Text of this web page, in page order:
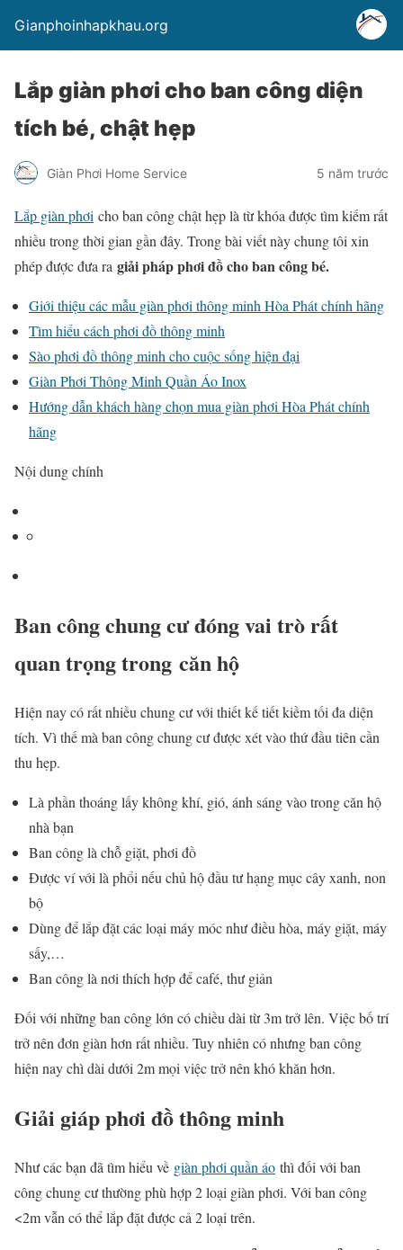
Gianphoinhapkhau.org
Lắp giàn phơi cho ban công diện
tích bé, chật hẹp
Giàn Phơi Home Service 5 năm trước
Lắp giàn phơi cho ban công chật hẹp là từ khóa được tìm kiếm rất
nhiều trong thời gian gần đây. Trong bài viết này chung tôi xin
phép được đưa ra giải pháp phơi đồ cho ban công bé.
Giới thiệu các mẫu giàn phơi thông minh Hòa Phát chính hãng
Tìm hiểu cách phơi đồ thông minh
Sào phơi đồ thông minh cho cuộc sống hiện đại
Giàn Phơi Thông Minh Quần Áo Inox
Hướng dẫn khách hàng chọn mua giàn phơi Hòa Phát chính
hãng
Nội dung chính
Ban công chung cư đóng vai trò rất
quan trọng trong căn hộ
Hiện nay có rất nhiều chung cư với thiết kế tiết kiềm tối đa diện
tích. Vì thế mà ban công chung cư được xét vào thứ đầu tiên cần
thu hẹp.
Là phần thoáng lấy không khí, gió, ánh sáng vào trong căn hộ
nhà bạn
Ban công là chỗ giặt, phơi đồ
Được ví với là phổi nếu chủ hộ đầu tư hạng mục cây xanh, non
bộ
Dùng để lắp đặt các loại máy móc như điều hòa, máy giặt, máy
sấy,…
Ban công là nơi thích hợp để café, thư giản
Đối với những ban công lớn có chiều dài từ 3m trở lên. Việc bố trí
trở nên đơn giàn hơn rất nhiều. Tuy nhiên có nhưng ban công
hiện nay chì dài dưới 2m mọi việc trở nên khó khăn hơn.
Giải giáp phơi đồ thông minh
Như các bạn đã tìm hiểu về giàn phơi quần áo thì đối với ban
công chung cư thường phù hợp 2 loại giàn phơi. Với ban công
<2m vẫn có thể lắp đặt được cả 2 loại trên.